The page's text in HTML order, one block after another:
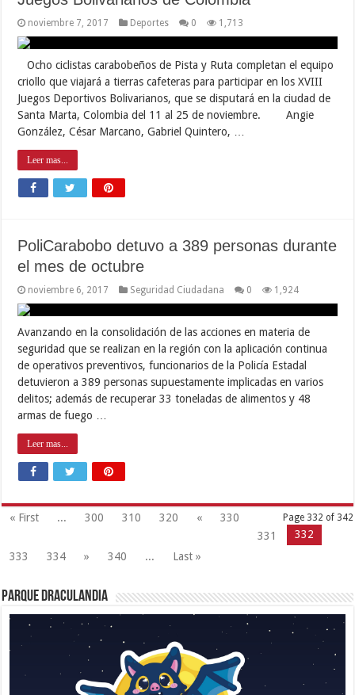
noviembre 7, 2017 Deportes 0 1,713
Ocho ciclistas carabobeños de Pista y Ruta completan el equipo
criollo que viajará a tierras cafeteras para participar en los XVIII
Juegos Deportivos Bolivarianos, que se disputará en la ciudad de
Santa Marta, Colombia del 11 al 25 de noviembre. Angie
González, César Marcano, Gabriel Quintero, …
Leer mas...
PoliCarabobo detuvo a 389 personas durante
el mes de octubre
noviembre 6, 2017 Seguridad Ciudadana 0 1,924
Avanzando en la consolidación de las acciones en materia de
seguridad que se realizan en la región con la aplicación continua
de operativos preventivos, funcionarios de la Policía Estadal
detuvieron a 389 personas supuestamente implicadas en varios
delitos; además de recuperar 33 toneladas de alimentos y 48
armas de fuego …
Leer mas...
Page 332 of 342
« First ... 300 310 320 «
330
331
332
333
334 » 340 ... Last »
Parque Draculandia